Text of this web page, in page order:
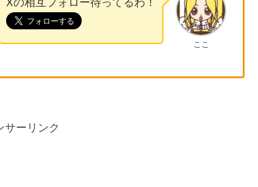
ここ
サーリンク